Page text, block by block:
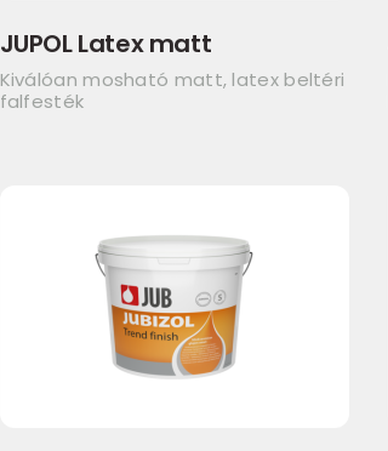
JUPOL Latex matt
Kiválóan mosható matt, latex beltéri
falfesték